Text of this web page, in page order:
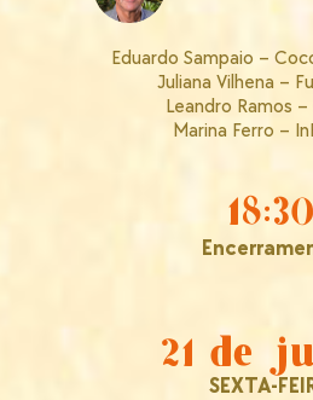
Eduardo Sampaio –
Juliana Vilhena –
Leandro Ramos –
Marina Ferro –
18:30
21 de
SEXTA-